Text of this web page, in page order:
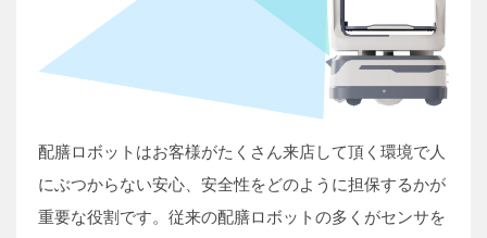
配膳ロボットはお客様がたくさん来店して頂く環境で人
にぶつからない安心、安全性をどのように担保するかが
重要な役割です。従来の配膳ロボットの多くがセンサを